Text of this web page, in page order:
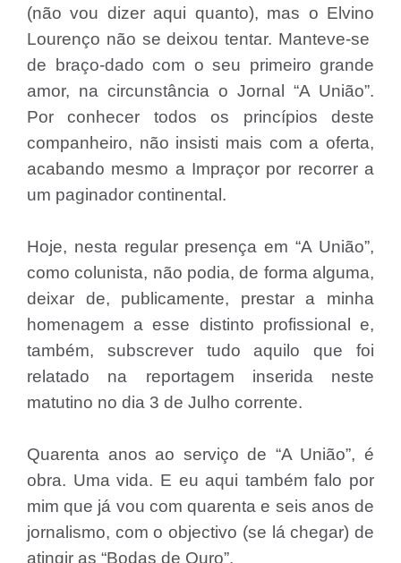
(não vou dizer aqui quanto), mas o Elvino
Lourenço não se deixou tentar. Manteve-se
de braço-dado com o seu primeiro grande
amor, na circunstância o Jornal “A União”.
Por conhecer todos os princípios deste
companheiro, não insisti mais com a oferta,
acabando mesmo a Impraçor por recorrer a
um paginador continental.
Hoje, nesta regular presença em “A União”,
como colunista, não podia, de forma alguma,
deixar de, publicamente, prestar a minha
homenagem a esse distinto profissional e,
também, subscrever tudo aquilo que foi
relatado na reportagem inserida neste
matutino no dia 3 de Julho corrente.
Quarenta anos ao serviço de “A União”, é
obra. Uma vida. E eu aqui também falo por
mim que já vou com quarenta e seis anos de
jornalismo, com o objectivo (se lá chegar) de
atingir as “Bodas de Ouro”.